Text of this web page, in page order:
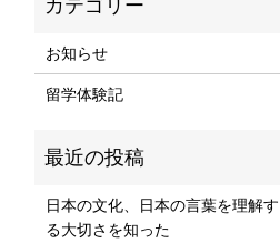
お知らせ
留学体験記
日本の文化、日本の言葉を理解す
る大切さを知った